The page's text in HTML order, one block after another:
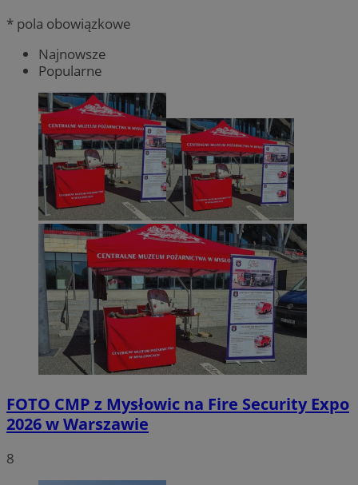
* pola obowiązkowe
Najnowsze
Popularne
FOTO CMP z Mysłowic na Fire Security Expo
2026 w Warszawie
8